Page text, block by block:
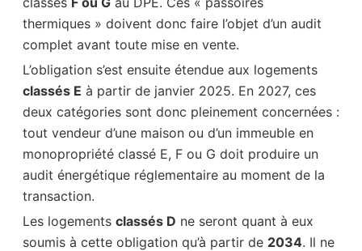
thermiques » doivent donc faire l’objet d’un audit
complet avant toute mise en vente.
L’obligation s’est ensuite étendue aux logements
classés E à partir de janvier 2025. En 2027, ces
deux catégories sont donc pleinement concernées :
tout vendeur d’une maison ou d’un immeuble en
monopropriété classé E, F ou G doit produire un
audit énergétique réglementaire au moment de la
transaction.
Les logements classés D ne seront quant à eux
soumis à cette obligation qu’à partir de 2034. Il ne